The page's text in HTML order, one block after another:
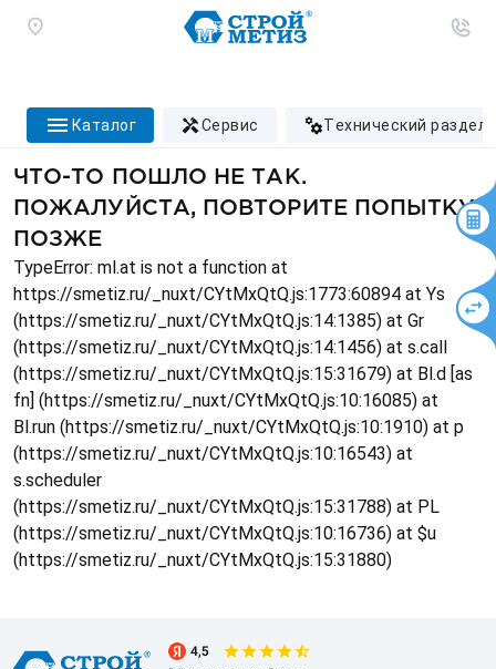
каталог сервис технический раздел
ЧТО-ТО ПОШЛО НЕ ТАК.
ПОЖАЛУЙСТА, ПОВТОРИТЕ ПОПЫТКУ
ПОЗЖЕ
TypeError: ml.at is not a function at
https://smetiz.ru/_nuxt/CYtMxQtQ.js:1773:60894 at Ys
(https://smetiz.ru/_nuxt/CYtMxQtQ.js:14:1385) at Gr
(https://smetiz.ru/_nuxt/CYtMxQtQ.js:14:1456) at s.call
(https://smetiz.ru/_nuxt/CYtMxQtQ.js:15:31679) at Bl.d [as
fn] (https://smetiz.ru/_nuxt/CYtMxQtQ.js:10:16085) at
Bl.run (https://smetiz.ru/_nuxt/CYtMxQtQ.js:10:1910) at p
(https://smetiz.ru/_nuxt/CYtMxQtQ.js:10:16543) at
s.scheduler
(https://smetiz.ru/_nuxt/CYtMxQtQ.js:15:31788) at PL
(https://smetiz.ru/_nuxt/CYtMxQtQ.js:10:16736) at $u
(https://smetiz.ru/_nuxt/CYtMxQtQ.js:15:31880)